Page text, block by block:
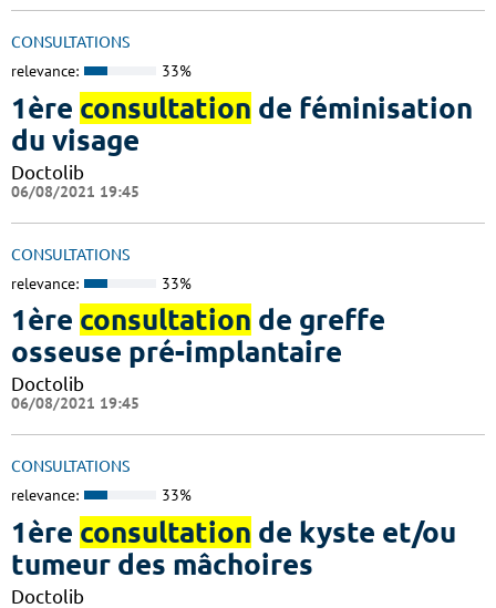
CONSULTATIONS
relevance: 33%
1ère consultation de féminisation
du visage
Doctolib
06/08/2021 19:45
CONSULTATIONS
relevance: 33%
1ère consultation de greffe
osseuse pré-implantaire
Doctolib
06/08/2021 19:45
CONSULTATIONS
relevance: 33%
1ère consultation de kyste et/ou
tumeur des mâchoires
Doctolib